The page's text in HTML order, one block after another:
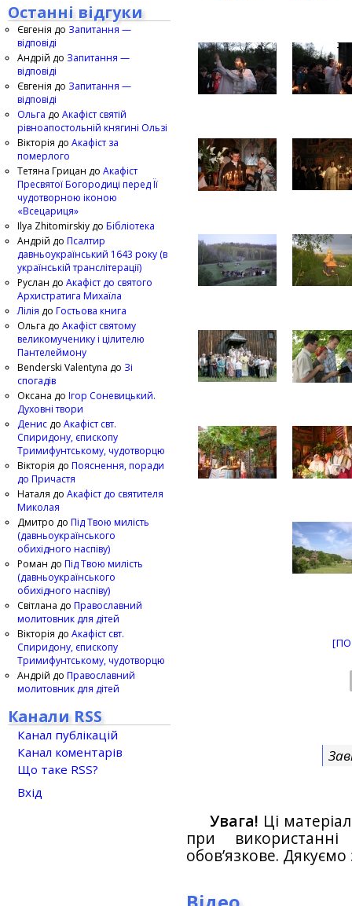
Увага! Ці
при
обов’язкове.
Останні відгуки
Євгенія до Запитання —
відповіді
Андрій до Запитання —
відповіді
Євгенія до Запитання —
відповіді
Ольга до Акафіст святій
рівноапостольній княгині Ользі
Вікторія до Акафіст за
померлого
Тетяна Грицан до Акафіст
Пресвятої Богородиці перед Її
чудотворною іконою
«Всецариця»
Ilya Zhitomirskiy до Бібліотека
Андрій до Псалтир
давньоукраїнський 1643 року (в
українській транслітерації)
Руслан до Акафіст до святого
Архистратига Михаїла
Лілія до Гостьова книга
Ольга до Акафіст святому
великомученику і цілителю
Пантелеймону
Benderski Valentyna до Зі
спогадів
Оксана до Ігор Соневицький.
Духовні твори
Денис до Акафіст свт.
Спиридону, єпископу
Тримифунтському, чудотворцю
Вікторія до Пояснення, поради
до Причастя
Наталя до Акафіст до святителя
Миколая
Дмитро до Під Твою милість
(давньоукраїнського
обихідного наспіву)
Роман до Під Твою милість
(давньоукраїнського
обихідного наспіву)
Світлана до Православний
молитовник для дітей
Вікторія до Акафіст свт.
Спиридону, єпископу
Тримифунтському, чудотворцю
Андрій до Православний
молитовник для дітей
Канали RSS
Канал публікацій
Канал коментарів
Що таке RSS?
Вхід